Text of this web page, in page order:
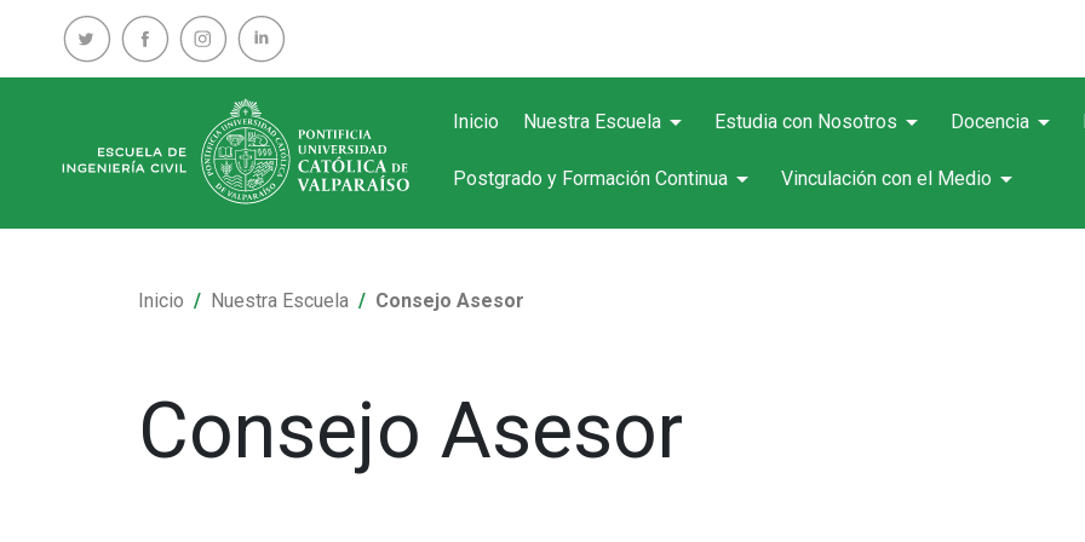
Inicio Nuestra Escuela arrow_drop_down Estudia con Nosotros arrow_drop_down Docencia arrow_drop_down
Postgrado y Formación Continua arrow_drop_down Vinculación con el Medio arrow_drop_down
Inicio Nuestra Escuela Consejo Asesor
Consejo Asesor